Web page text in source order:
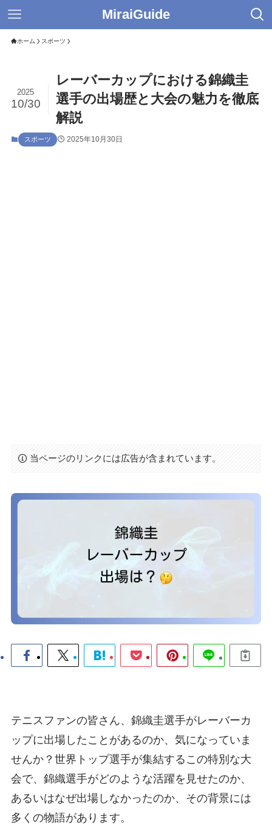
MiraiGuide
ホーム スポーツ
レーバーカップにおける錦織圭
選手の出場歴と大会の魅力を徹底
解説
2025
10/30
スポーツ 2025年10月30日
当ページのリンクには広告が含まれています。
テニスファンの皆さん、錦織圭選手がレーバーカ
ップに出場したことがあるのか、気になっていま
せんか？世界トップ選手が集結するこの特別な大
会で、錦織選手がどのような活躍を見せたのか、
あるいはなぜ出場しなかったのか、その背景には
多くの物語があります。